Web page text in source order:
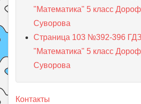
"Математика" 5 класс
Суворова
Страница 103 №392-396 ГДЗ
"Математика" 5 класс
Суворова
Контакты